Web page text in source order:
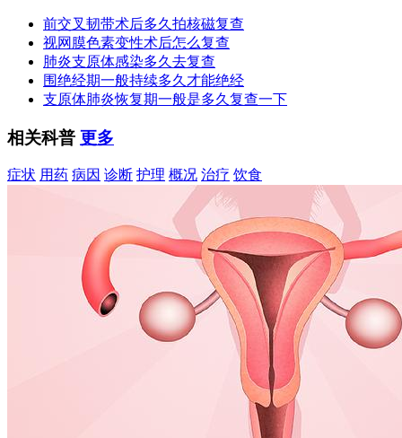
前交叉韧带术后多久拍核磁复查
视网膜色素变性术后怎么复查
肺炎支原体感染多久去复查
围绝经期一般持续多久才能绝经
支原体肺炎恢复期一般是多久复查一下
相关科普 更多
症状 用药 病因 诊断 护理 概况 治疗 饮食